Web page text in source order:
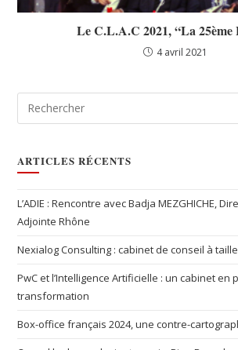
Le C.L.A.C 2021, “La 25ème
4 avril 2021
ARTICLES RÉCENTS
L’ADIE : Rencontre avec Badja MEZGHICHE,
Adjointe Rhône
Nexialog Consulting : cabinet de conseil à
PwC et l’Intelligence Artificielle : un cabinet en
transformation
Box-office français 2024, une contre-